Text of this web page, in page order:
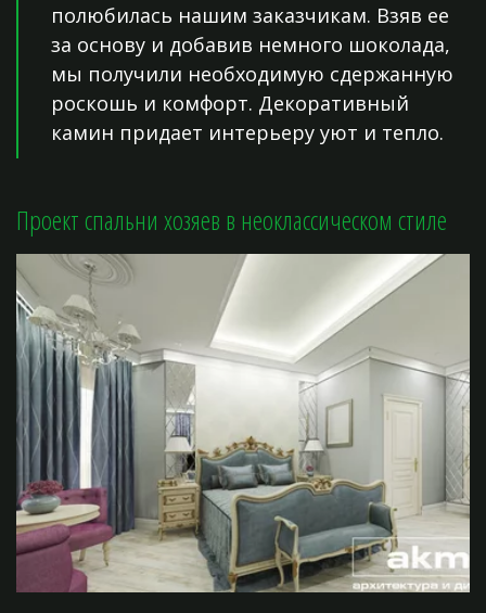
полюбилась нашим заказчикам. Взяв ее
за основу и добавив немного шоколада,
мы получили необходимую сдержанную
роскошь и комфорт. Декоративный
камин придает интерьеру уют и тепло.
Проект спальни хозяев в неоклассическом стиле